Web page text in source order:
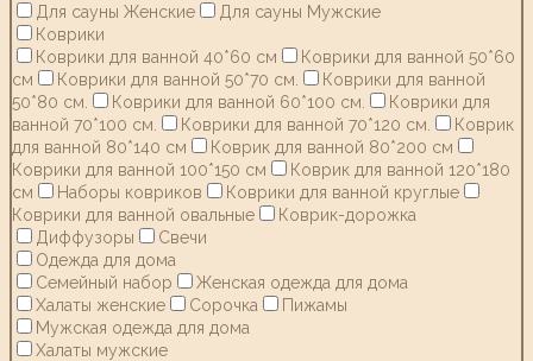
Для сауны Женские
Для сауны Мужские
Коврики
Коврики для ванной 40*60 см
Коврики для ванной 50*60
см
Коврики для ванной 50*70 см.
Коврики для ванной
50*80 см.
Коврики для ванной 60*100 см.
Коврики для
ванной 70*100 см.
Коврики для ванной 70*120 см.
Коврик
для ванной 80*140 см
Коврик для ванной 80*200 см
Коврики для ванной 100*150 см
Коврик для ванной 120*180
см
Наборы ковриков
Коврики для ванной круглые
Коврики для ванной овальные
Коврик-дорожка
Диффузоры
Свечи
Одежда для дома
Семейный набор
Женская одежда для дома
Халаты женские
Сорочка
Пижамы
Мужская одежда для дома
Халаты мужские